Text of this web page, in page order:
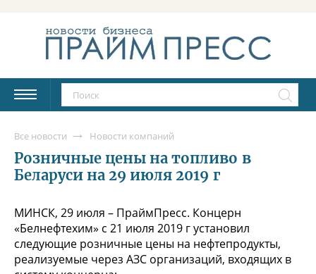
Все новости Новости компаний
Розничные цены на топливо в
Беларуси на 29 июля 2019 г
МИНСК, 29 июля – ПраймПресс. Концерн
«Белнефтехим» с 21 июля 2019 г установил
следующие розничные цены на нефтепродукты,
реализуемые через АЗС организаций, входящих в